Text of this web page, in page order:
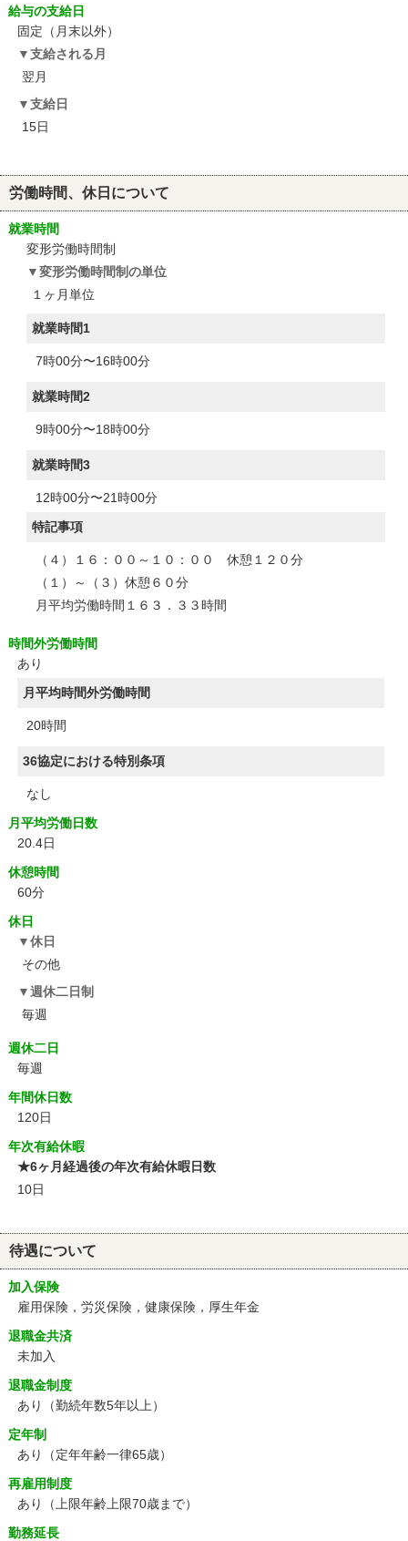
給与の支給日
固定（月末以外）
支給される月
翌月
支給日
15日
労働時間、休日について
就業時間
変形労働時間制
変形労働時間制の単位
１ヶ月単位
就業時間1
7時00分〜16時00分
就業時間2
9時00分〜18時00分
就業時間3
12時00分〜21時00分
特記事項
（４）１６：００～１０：００ 休憩１２０分
（１）～（３）休憩６０分
月平均労働時間１６３．３３時間
時間外労働時間
あり
月平均時間外労働時間
20時間
36協定における特別条項
なし
月平均労働日数
20.4日
休憩時間
60分
休日
休日
その他
週休二日制
毎週
週休二日
毎週
年間休日数
120日
年次有給休暇
★6ヶ月経過後の年次有給休暇日数
10日
待遇について
加入保険
雇用保険，労災保険，健康保険，厚生年金
退職金共済
未加入
退職金制度
あり（勤続年数5年以上）
定年制
あり
（定年年齢一律65歳）
再雇用制度
あり
（上限年齢上限70歳まで）
勤務延長